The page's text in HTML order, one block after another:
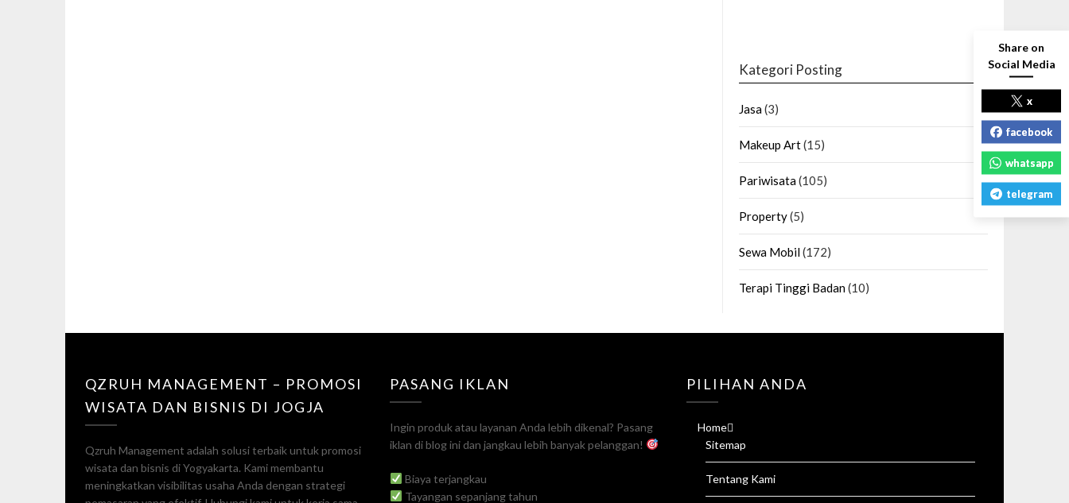
Kategori Posting
Jasa(3)
Makeup Art(15)
Pariwisata(105)
Property(5)
Sewa Mobil(172)
Terapi Tinggi Badan(10)
QZRUH MANAGEMENT – PROMOSI
WISATA DAN BISNIS DI JOGJA
Qzruh Management adalah solusi terbaik untuk promosi
wisata dan bisnis di Yogyakarta. Kami membantu
meningkatkan visibilitas usaha Anda dengan strategi
PASANG IKLAN
Ingin produk atau layanan Anda lebih dikenal? Pasang
iklan di blog ini dan jangkau lebih banyak pelanggan!
Biaya terjangkau
Tayangan sepanjang tahun
PILIHAN ANDA
Home
Sitemap
Tentang Kami
Share on
Social Media
x
facebook
whatsapp
telegram